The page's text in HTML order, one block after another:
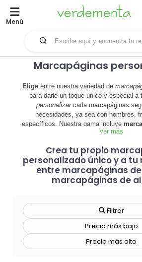
Menú
Marcapáginas
Eligeentre nuestra variedad de
para darle un toque único y especial a
personalizarcada marcapáginas
necesidades, ya sea con nombres,
específicos. Nuestra gama incluye
marcapáginas de aluminio,
productos está creado pensando en
y llenas de detalles.
de nuestros
verdaderamentepropio y creativo.
personalizarlo con grabados, colores y
Esta opción depersonalizaciónte da la
marcapáginas que realmente refleje
Desde unmarcapáginas de madera
detalles hasta un robusto
preferencias. Al crear tupropio
un accesorio útil sino también una pieza
regalo perfecto. Deja volar tu
proceso de detallar y preferir cómo
personalizado.
Ver más
Crea tu propio
personalizado único y a tu
entre marcapáginas
marcapáginas de
Filtrar
Precio más bajo
Precio más alto